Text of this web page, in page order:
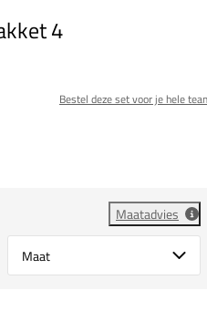
4
Bestel deze set voor je hele
Maatadvies
Select {option} for {name}